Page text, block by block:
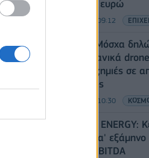
313 εκατ. ευρώ
06/08/2026 - 09:12
Ρωσία: Η Μόσχα
605 ουκρανικά
Ελαφρές ζημιές σε
Wildberries
06/08/2026 - 10:30
HELLENiQ
ευρώ στο α'
ευρώ τα EBITDA